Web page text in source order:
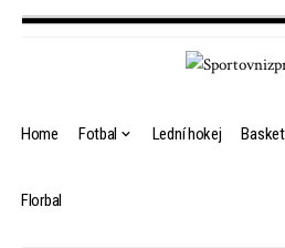
Home Fotbal Lední hokej
Florbal